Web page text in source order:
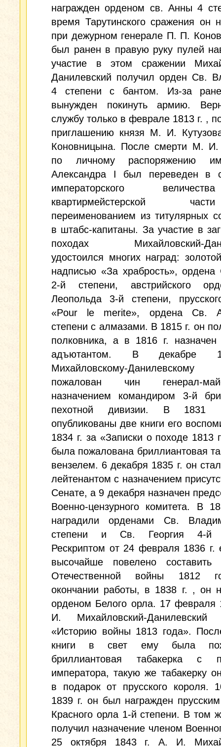
награжден орденом св. Анны 4
время Тарутинского сражения он
при дежурном генерале П. П.
был ранен в правую руку пулей
участие в этом сражении
Данилевский получил орден Св.
4 степени с бантом. Из-за
вынужден покинуть армию.
службу только в феврале 1813 г. ,
приглашению князя М. И.
Коновницына. После смерти М. И.
по личному распоряжению
Александра I был переведен в
императорского
квартирмейстерской
переименованием из титулярных
в штабс-капитаны. За участие в
походах Михайловский-
удостоился многих наград:
надписью «За храбрость»,
2-й степени, австрийского
Леопольда 3-й степени,
«Pour le merite», ордена Св.
степени с алмазами. В 1815 г. он
полковника, а в 1816 г. назначен
адъютантом. В декабре
Михайловскому-
пожалован чин генерал-
назначением командиром 3-й
пехотной дивизии. В 1831
опубликованы две книги его
1834 г. за «Записки о походе 1813
была пожалована бриллиантовая
вензелем. 6 декабря 1835 г. он
лейтенантом с назначением
Сенате, а 9 декабря назначен
Военно-цензурного комитета. В
наградили орденами Св.
степени и Св. Георгия 4-й
Рескриптом от 24 февраля 1836
высочайше повелено составить
Отечественной войны 1812
окончании работы, в 1838 г. , он
орденом Белого орла. 17 февраля
И. Михайловский-Данилевский
«Историю войны 1813 года».
книги в свет ему была
бриллиантовая табакерка с
императора, такую же табакерку
в подарок от прусского короля.
1839 г. он был награжден
Красного орла 1-й степени. В том
получил назначение членом
25 октября 1843 г. А. И.